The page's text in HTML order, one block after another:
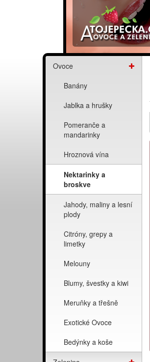
Ovoce
Banány
Jablka a hrušky
Pomeranče a
mandarinky
Hroznová vína
Nektarinky a
broskve
Jahody, maliny a lesní
plody
Citróny, grepy a
limetky
Melouny
Blumy, švestky a kiwi
Meruňky a třešně
Exotické Ovoce
Bedýnky a koše